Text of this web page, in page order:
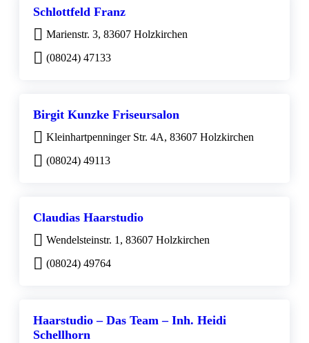
Schlottfeld Franz
Marienstr. 3, 83607 Holzkirchen
(08024) 47133
Birgit Kunzke Friseursalon
Kleinhartpenninger Str. 4A, 83607 Holzkirchen
(08024) 49113
Claudias Haarstudio
Wendelsteinstr. 1, 83607 Holzkirchen
(08024) 49764
Haarstudio – Das Team – Inh. Heidi
Schellhorn